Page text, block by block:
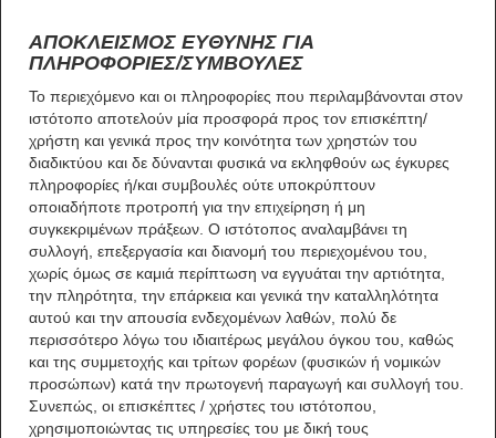
ΑΠΟΚΛΕΙΣΜΟΣ ΕΥΘΥΝΗΣ ΓΙΑ
ΠΛΗΡΟΦΟΡΙΕΣ/ΣΥΜΒΟΥΛΕΣ
Το περιεχόμενο και οι πληροφορίες που περιλαμβάνονται στον
ιστότοπο αποτελούν μία προσφορά προς τον επισκέπτη/
χρήστη και γενικά προς την κοινότητα των χρηστών του
διαδικτύου και δε δύνανται φυσικά να εκληφθούν ως έγκυρες
πληροφορίες ή/και συμβουλές ούτε υποκρύπτουν
οποιαδήποτε προτροπή για την επιχείρηση ή μη
συγκεκριμένων πράξεων. Ο ιστότοπος αναλαμβάνει τη
συλλογή, επεξεργασία και διανομή του περιεχομένου του,
χωρίς όμως σε καμιά περίπτωση να εγγυάται την αρτιότητα,
την πληρότητα, την επάρκεια και γενικά την καταλληλότητα
αυτού και την απουσία ενδεχομένων λαθών, πολύ δε
περισσότερο λόγω του ιδιαιτέρως μεγάλου όγκου του, καθώς
και της συμμετοχής και τρίτων φορέων (φυσικών ή νομικών
προσώπων) κατά την πρωτογενή παραγωγή και συλλογή του.
Συνεπώς, οι επισκέπτες / χρήστες του ιστότοπου,
χρησιμοποιώντας τις υπηρεσίες του με δική τους